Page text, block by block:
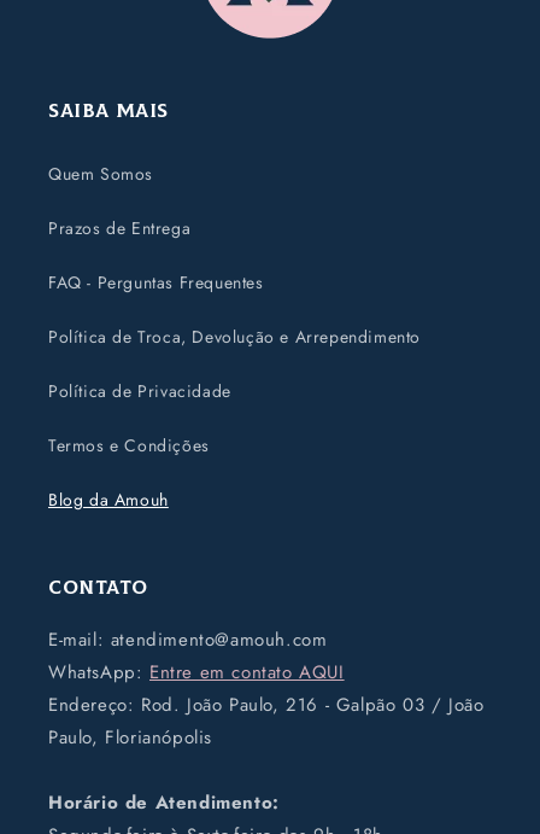
Saiba Mais
Quem Somos
Prazos de Entrega
FAQ - Perguntas Frequentes
Política de Troca, Devolução e Arrependimento
Política de Privacidade
Termos e Condições
Blog da Amouh
Contato
E-mail: atendimento@amouh.com
WhatsApp: Entre em contato AQUI
Endereço: Rod. João Paulo, 216 - Galpão 03 / João
Paulo, Florianópolis
Horário de Atendimento: